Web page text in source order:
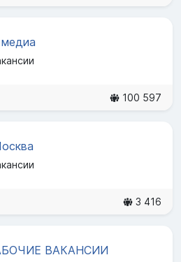
100 597
3 416
ВАКАНСИИ